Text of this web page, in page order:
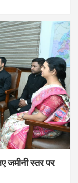
जमीनी स्तर पर